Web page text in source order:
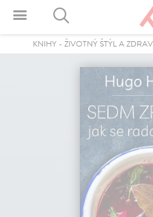
KNIHY- ŽIVOTNÝ ŠTÝL A